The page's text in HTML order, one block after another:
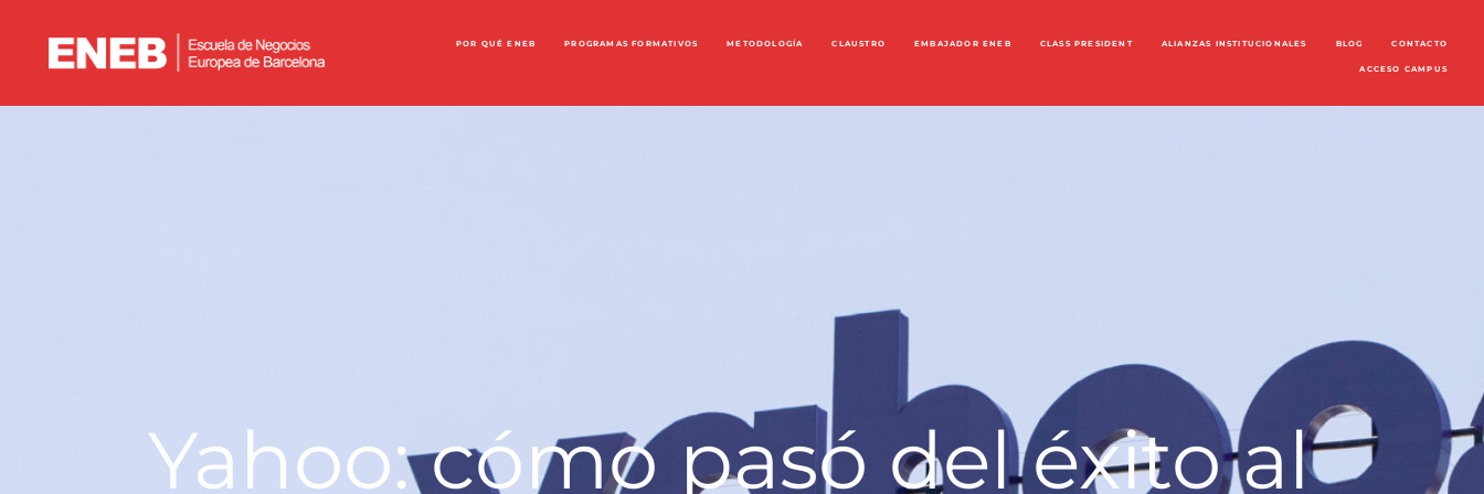
POR QUÉ ENEB PROGRAMAS FORMATIVOS METODOLOGÍA CLAUSTRO EMBAJADOR ENEB CLASS PRESIDENT ALIANZAS INSTITUCIONALES BLOG CONTACTO
ACCESO CAMPUS
Yahoo: cómo pasó del éxito al